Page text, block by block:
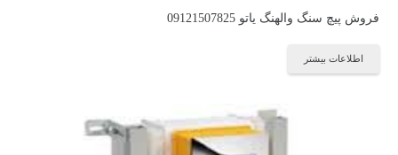
فروش پیچ سنگ والهنگ یاتو 09121507825
اطلاعات بیشتر